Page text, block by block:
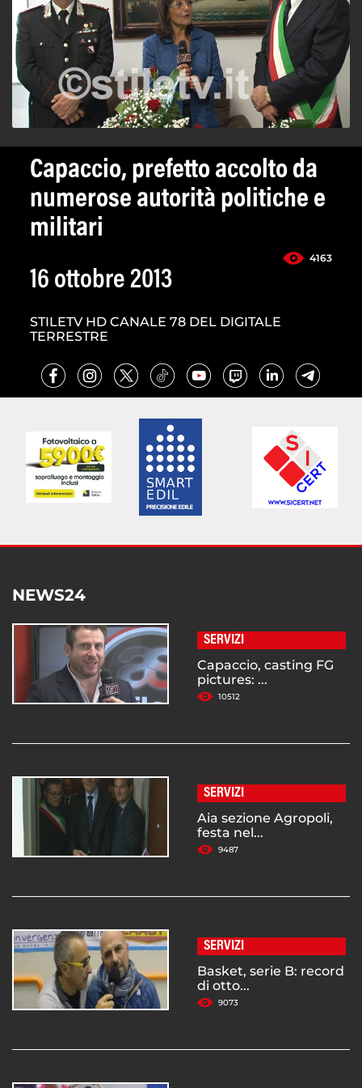
Capaccio, prefetto accolto da
numerose autorità politiche e
militari
4163
16 ottobre 2013
STILETV HD CANALE 78 DEL DIGITALE
TERRESTRE
NEWS24
SERVIZI
Capaccio, casting FG
pictures: ...
10512
SERVIZI
Aia sezione Agropoli,
festa nel...
9487
SERVIZI
Basket, serie B: record
di otto...
9073